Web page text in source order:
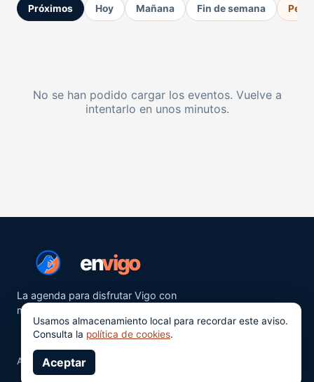
Próximos Hoy Mañana Fin de semana
No se han podido cargar los eventos. Vuelve a
intentarlo en unos minutos.
envigo
La agenda para disfrutar Vigo con
más ganas.
Aviso legalPrivacidad
Usamos almacenamiento local para recordar este aviso.
Consulta la política de cookies.
Aceptar